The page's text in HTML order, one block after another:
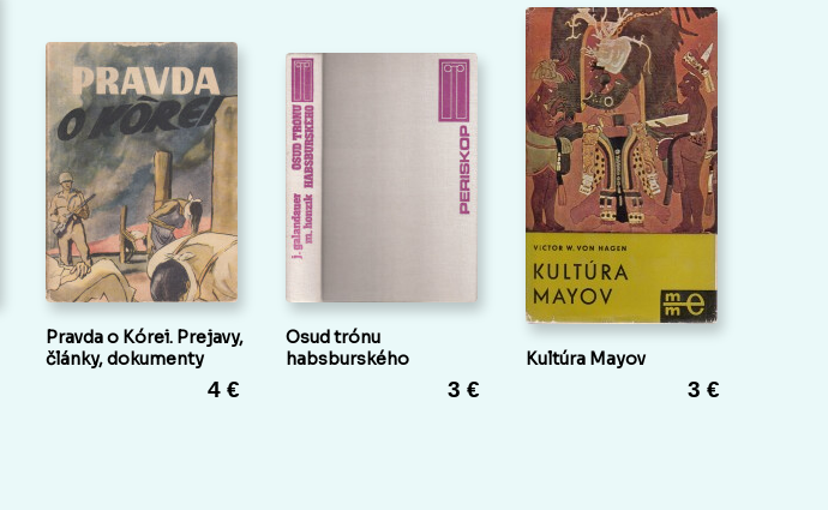
Pravda o Kórei. Prejavy,
články, dokumenty
4 €
Osud trónu
habsburského
3 €
Kultúra Mayov
3 €